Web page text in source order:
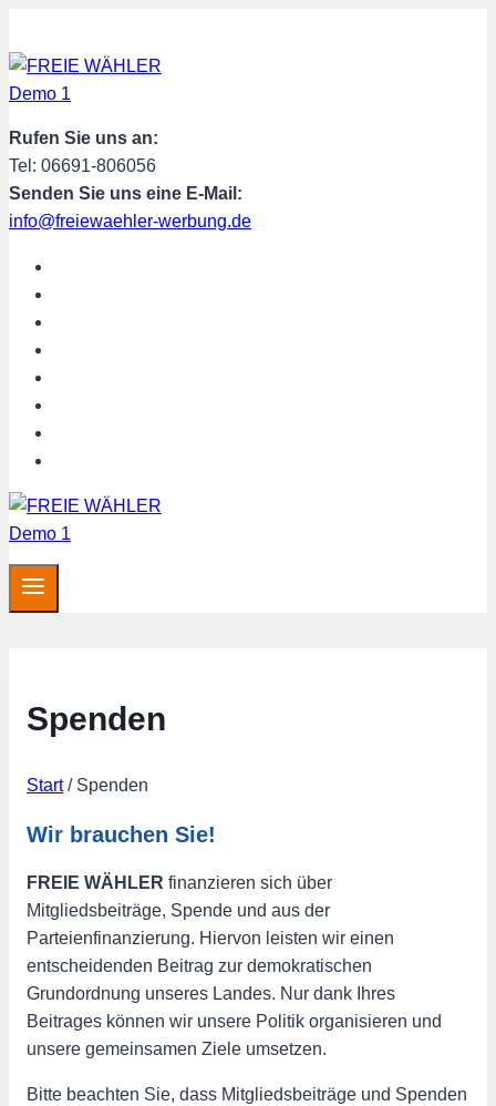
Inhalt
springen
Rufen Sie uns an:
Tel: 06691-806056
Senden Sie uns eine E-Mail:
info@freiewaehler-werbung.de
Spenden
Start / Spenden
Wir brauchen Sie!
FREIE WÄHLER finanzieren sich über
Mitgliedsbeiträge, Spende und aus der
Parteienfinanzierung. Hiervon leisten wir einen
entscheidenden Beitrag zur demokratischen
Grundordnung unseres Landes. Nur dank Ihres
Beitrages können wir unsere Politik organisieren und
unsere gemeinsamen Ziele umsetzen.
Bitte beachten Sie, dass Mitgliedsbeiträge und Spenden